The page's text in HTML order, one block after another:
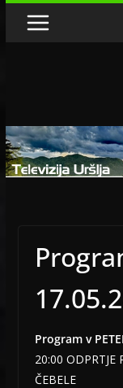
Skip
Program v
20:00 ODPRTJE
ČEBELE